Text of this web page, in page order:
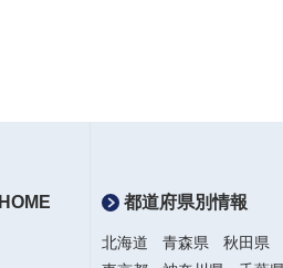
都道府県別情報
北海道 青森県 秋田県